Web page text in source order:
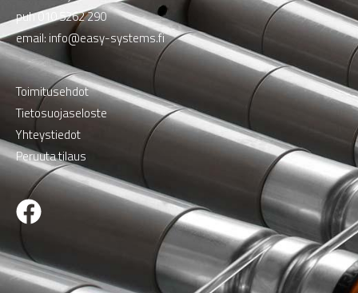
puh010 5262 290
email: info@easy-systems.fi
Toimitusehdot
Tietosuojaseloste
Yhteystiedot
Peruuta tilaus